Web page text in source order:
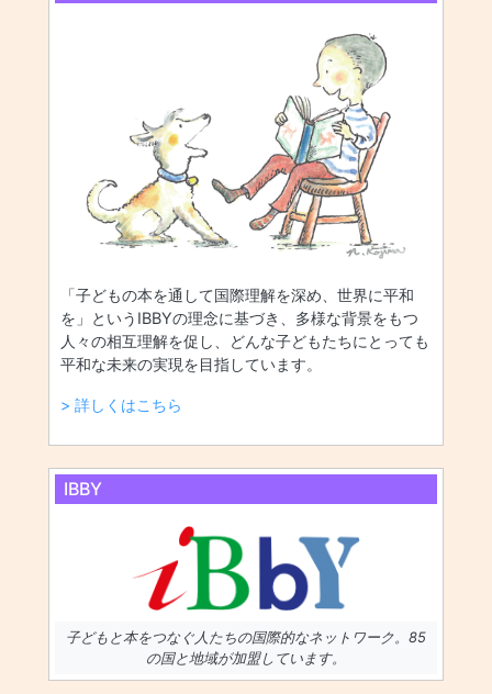
「子どもの本を通して国際理解を深め、世界に平和
を」というIBBYの理念に基づき、多様な背景をもつ
人々の相互理解を促し、どんな子どもたちにとっても
平和な未来の実現を目指しています。
> 詳しくはこちら
IBBY
子どもと本をつなぐ人たちの国際的なネットワーク。85
の国と地域が加盟しています。